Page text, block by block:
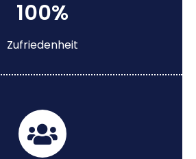
100%
Zufriedenheit